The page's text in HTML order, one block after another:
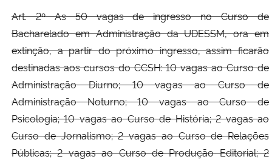
Art. 2º As 50 vagas de ingresso no Curso de
Bacharelado em Administração da UDESSM, ora em
extinção, a partir do próximo ingresso, assim ficarão
destinadas aos cursos do CCSH: 10 vagas ao Curso de
Administração Diurno; 10 vagas ao Curso de
Administração Noturno; 10 vagas ao Curso de
Psicologia; 10 vagas ao Curso de História; 2 vagas ao
Curso de Jornalismo; 2 vagas ao Curso de Relações
Públicas; 2 vagas ao Curso de Produção Editorial; 2